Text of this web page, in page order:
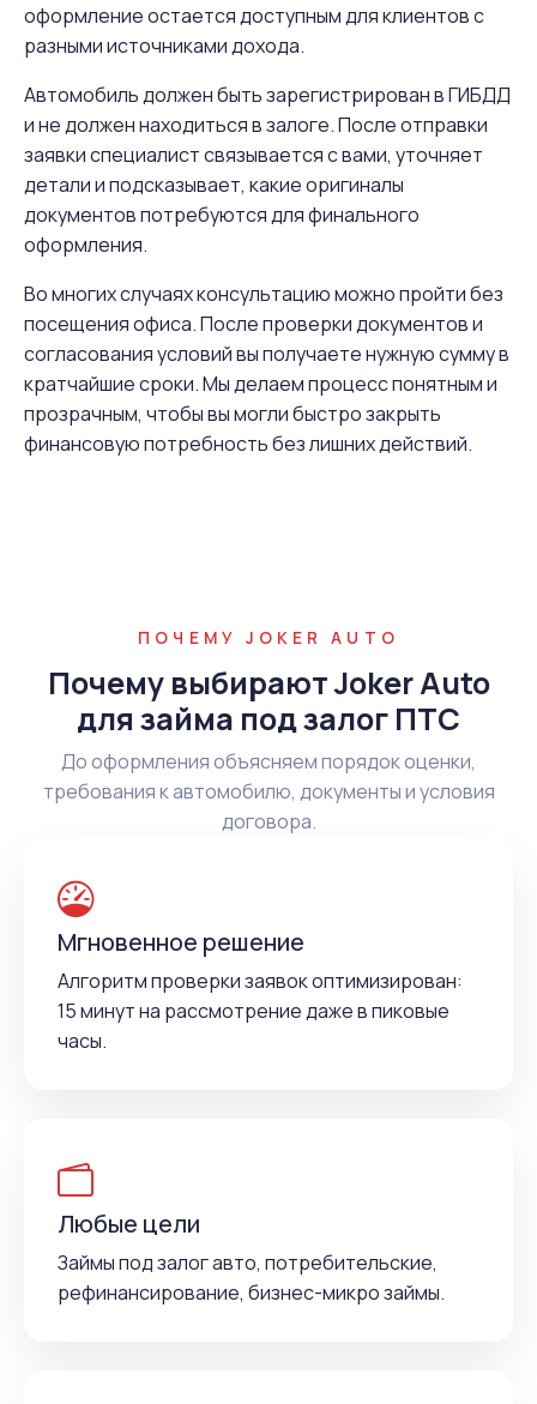
оформление остается доступным для клиентов с
разными источниками дохода.
Автомобиль должен быть зарегистрирован в ГИБДД
и не должен находиться в залоге. После отправки
заявки специалист связывается с вами, уточняет
детали и подсказывает, какие оригиналы
документов потребуются для финального
оформления.
Во многих случаях консультацию можно пройти без
посещения офиса. После проверки документов и
согласования условий вы получаете нужную сумму в
кратчайшие сроки. Мы делаем процесс понятным и
прозрачным, чтобы вы могли быстро закрыть
финансовую потребность без лишних действий.
ПОЧЕМУ JOKER AUTO
Почему выбирают Joker Auto
для займа под залог ПТС
До оформления объясняем порядок оценки,
требования к автомобилю, документы и условия
договора.
Мгновенное решение
Алгоритм проверки заявок оптимизирован:
15 минут на рассмотрение даже в пиковые
часы.
Любые цели
Займы под залог авто, потребительские,
рефинансирование, бизнес-микро займы.